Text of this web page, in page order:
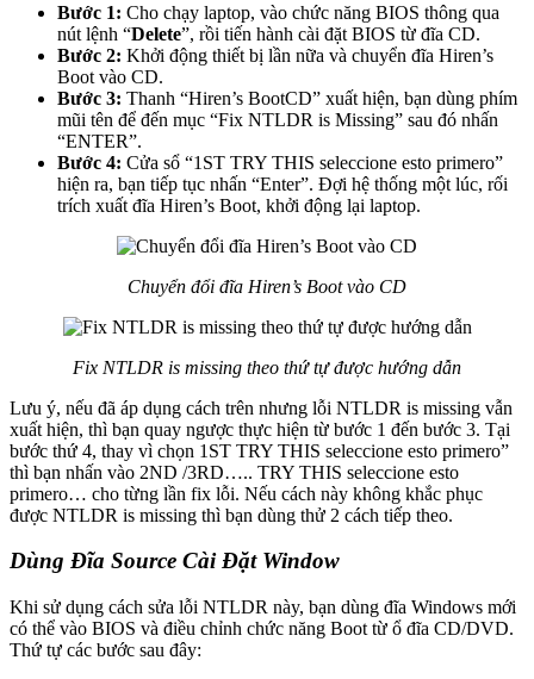
Bước 1: Cho chạy laptop, vào chức năng BIOS thông qua
nút lệnh “Delete”, rồi tiến hành cài đặt BIOS từ đĩa CD.
Bước 2: Khởi động thiết bị lần nữa và chuyển đĩa Hiren’s
Boot vào CD.
Bước 3: Thanh “Hiren’s BootCD” xuất hiện, bạn dùng phím
mũi tên để đến mục “Fix NTLDR is Missing” sau đó nhấn
“ENTER”.
Bước 4: Cửa sổ “1ST TRY THIS seleccione esto primero”
hiện ra, bạn tiếp tục nhấn “Enter”. Đợi hệ thống một lúc, rối
trích xuất đĩa Hiren’s Boot, khởi động lại laptop.
Chuyển đổi đĩa Hiren’s Boot vào CD
Fix NTLDR is missing theo thứ tự được hướng dẫn
Lưu ý, nếu đã áp dụng cách trên nhưng lỗi NTLDR is missing vẫn
xuất hiện, thì bạn quay ngược thực hiện từ bước 1 đến bước 3. Tại
bước thứ 4, thay vì chọn 1ST TRY THIS seleccione esto primero”
thì bạn nhấn vào 2ND /3RD….. TRY THIS seleccione esto
primero… cho từng lần fix lỗi. Nếu cách này không khắc phục
được NTLDR is missing thì bạn dùng thử 2 cách tiếp theo.
Dùng Đĩa Source Cài Đặt Window
Khi sử dụng cách sửa lỗi NTLDR này, bạn dùng đĩa Windows mới
có thể vào BIOS và điều chỉnh chức năng Boot từ ổ đĩa CD/DVD.
Thứ tự các bước sau đây: